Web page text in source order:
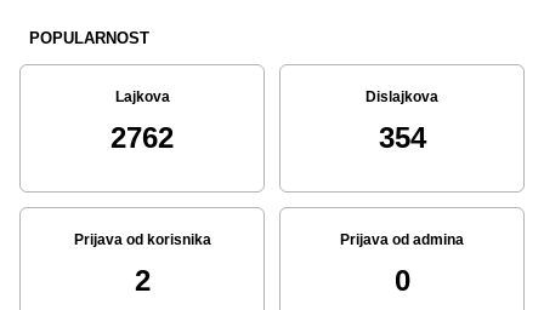
POPULARNOST
Lajkova
2762
Dislajkova
354
Prijava od korisnika
2
Prijava od admina
0